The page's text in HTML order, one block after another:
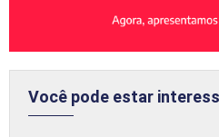
Você pode estar